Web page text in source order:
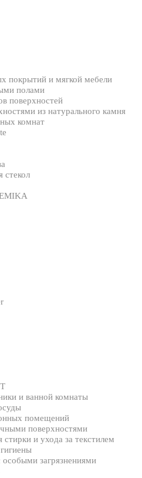
покрытий и мягкой мебели
полами
поверхностей
из натурального камня
комнат
стекол
и ванной комнаты
помещений
поверхностями
и ухода за текстилем
загрязнениями